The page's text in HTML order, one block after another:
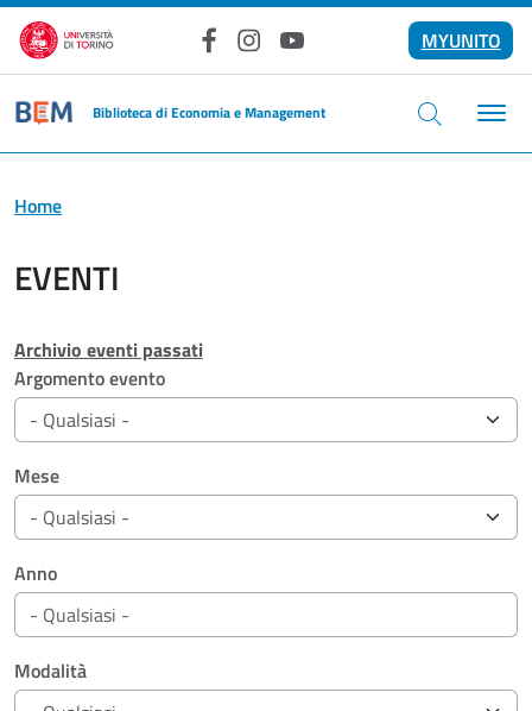
Salta al contenuto principale
FacebookInstagram
YouTube
MYUNITO
Biblioteca di Economia e Management
Home
EVENTI
Archivio eventi passati
Filtri di ricerca
Argomento evento
Mese
Anno
Modalità